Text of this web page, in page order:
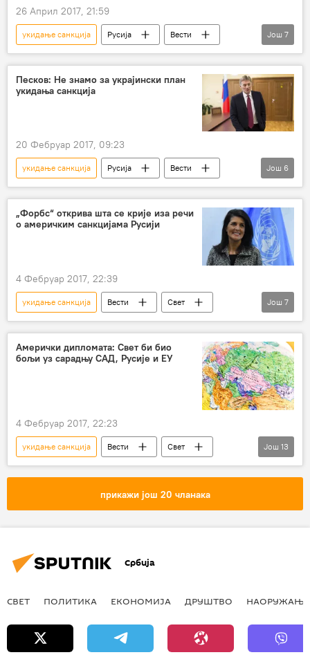
26 Април 2017, 21:59
укидање санкција Русија
Вести
Свет
Шпанија
Ангела Меркел
Федерика Могерини
Валентина Матвијенко
санкције Русији
Још 7
Песков: Не знамо за украјински план
укидања санкција
20 Фебруар 2017, 09:23
укидање санкција Русија
Вести
Свет
Донбас
Крим
Украјина
Дмитриј Песков план
Још 6
„Форбс“ открива шта се крије иза речи
о америчким санкцијама Русији
4 Фебруар 2017, 22:39
укидање санкција Вести
Свет
Доналд Трамп
Ники Хејли
Форбс
Енергетика
санкције Русији
америчка администрација
Још 7
Амерички дипломата: Свет би био
бољи уз сарадњу САД, Русије и ЕУ
4 Фебруар 2017, 22:23
укидање санкција Вести
Свет
Кина
Крим
Украјина
Доналд Туск
Доналд Трамп
Тед Малок
санкције Русији
сарадња Русије и САД
Сарајево
Још 13
прикажи још 20 чланака
Србија
СВЕТ ПОЛИТИКА ЕКОНОМИЈА ДРУШТВО НАОРУЖАЊЕ